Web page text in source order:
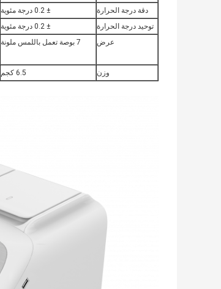
دقة درجة الحرارة ± 0.2 درجة مئوية
توحيد درجة الحرارة
± 0.2 درجة مئوية
عرض
7 بوصة تعمل باللمس ملونة
وزن
6.5 كجم